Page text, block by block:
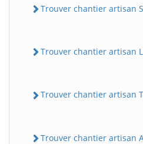
Trouver chantier artisan
Trouver chantier artisan
Trouver chantier artisan
Trouver chantier artisan